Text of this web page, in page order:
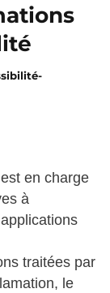
en charge
à
traitées par
le